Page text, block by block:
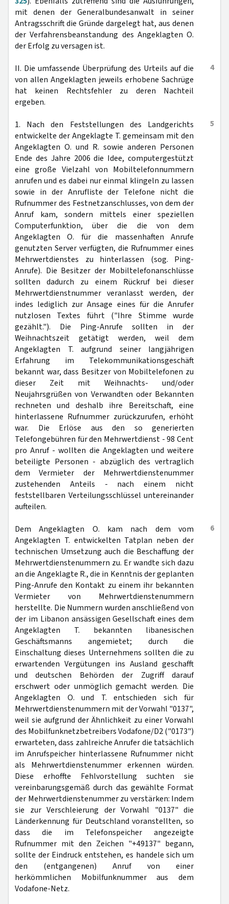
mit denen der Generalbundesanwalt in seiner
Antragsschrift die Gründe dargelegt hat, aus denen
der Verfahrensbeanstandung des Angeklagten O.
der Erfolg zu versagen ist.
4
II. Die umfassende Überprüfung des Urteils auf die
von allen Angeklagten jeweils erhobene Sachrüge
hat keinen Rechtsfehler zu deren Nachteil
ergeben.
5
1. Nach den Feststellungen des Landgerichts
entwickelte der Angeklagte T. gemeinsam mit den
Angeklagten O. und R. sowie anderen Personen
Ende des Jahre 2006 die Idee, computergestützt
eine große Vielzahl von Mobiltelefonnummern
anrufen und es dabei nur einmal klingeln zu lassen
sowie in der Anrufliste der Telefone nicht die
Rufnummer des Festnetzanschlusses, von dem der
Anruf kam, sondern mittels einer speziellen
Computerfunktion, über die die von dem
Angeklagten O. für die massenhaften Anrufe
genutzten Server verfügten, die Rufnummer eines
Mehrwertdienstes zu hinterlassen (sog. Ping-
Anrufe). Die Besitzer der Mobiltelefonanschlüsse
sollten dadurch zu einem Rückruf bei dieser
Mehrwertdienstnummer veranlasst werden, der
indes lediglich zur Ansage eines für die Anrufer
nutzlosen Textes führt ("Ihre Stimme wurde
gezählt."). Die Ping-Anrufe sollten in der
Weihnachtszeit getätigt werden, weil dem
Angeklagten T. aufgrund seiner langjährigen
Erfahrung im Telekommunikationsgeschäft
bekannt war, dass Besitzer von Mobiltelefonen zu
dieser Zeit mit Weihnachts- und/oder
Neujahrsgrüßen von Verwandten oder Bekannten
rechneten und deshalb ihre Bereitschaft, eine
hinterlassene Rufnummer zurückzurufen, erhöht
war. Die Erlöse aus den so generierten
Telefongebühren für den Mehrwertdienst - 98 Cent
pro Anruf - wollten die Angeklagten und weitere
beteiligte Personen - abzüglich des vertraglich
dem Vermieter der Mehrwertdienstenummer
zustehenden Anteils - nach einem nicht
feststellbaren Verteilungsschlüssel untereinander
aufteilen.
6
Dem Angeklagten O. kam nach dem vom
Angeklagten T. entwickelten Tatplan neben der
technischen Umsetzung auch die Beschaffung der
Mehrwertdienstenummern zu. Er wandte sich dazu
an die Angeklagte R., die in Kenntnis der geplanten
Ping-Anrufe den Kontakt zu einem ihr bekannten
Vermieter von Mehrwertdienstenummern
herstellte. Die Nummern wurden anschließend von
der im Libanon ansässigen Gesellschaft eines dem
Angeklagten T. bekannten libanesischen
Geschäftsmanns angemietet; durch die
Einschaltung dieses Unternehmens sollten die zu
erwartenden Vergütungen ins Ausland geschafft
und deutschen Behörden der Zugriff darauf
erschwert oder unmöglich gemacht werden. Die
Angeklagten O. und T. entschieden sich für
Mehrwertdienstenummern mit der Vorwahl "0137",
weil sie aufgrund der Ähnlichkeit zu einer Vorwahl
des Mobilfunknetzbetreibers Vodafone/D2 ("0173")
erwarteten, dass zahlreiche Anrufer die tatsächlich
im Anrufspeicher hinterlassene Rufnummer nicht
als Mehrwertdienstenummer erkennen würden.
Diese erhoffte Fehlvorstellung suchten sie
vereinbarungsgemäß durch das gewählte Format
der Mehrwertdienstenummer zu verstärken: Indem
sie zur Verschleierung der Vorwahl "0137" die
Länderkennung für Deutschland voranstellten, so
dass die im Telefonspeicher angezeigte
Rufnummer mit den Zeichen "+49137" begann,
sollte der Eindruck entstehen, es handele sich um
den (entgangenen) Anruf von einer
herkömmlichen Mobilfunknummer aus dem
Vodafone-Netz.